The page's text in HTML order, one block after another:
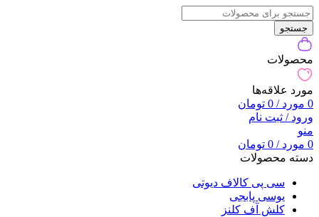
جستجو
محصولات
مورد علاقه‌ها
0 مورد/
0 تومان
ورود / ثبت نام
منو
0 مورد/
0 تومان
دسته محصولات
سی پی کالاف دیوتی
یوسی پابجی
کلش آف کلنز